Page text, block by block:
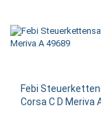
Febi
Corsa C D Meriva